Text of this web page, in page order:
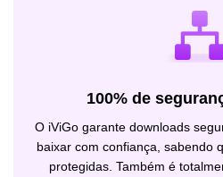
100% de
O iViGo garante downloads
baixar com confiança, sabendo
protegidas. Também é